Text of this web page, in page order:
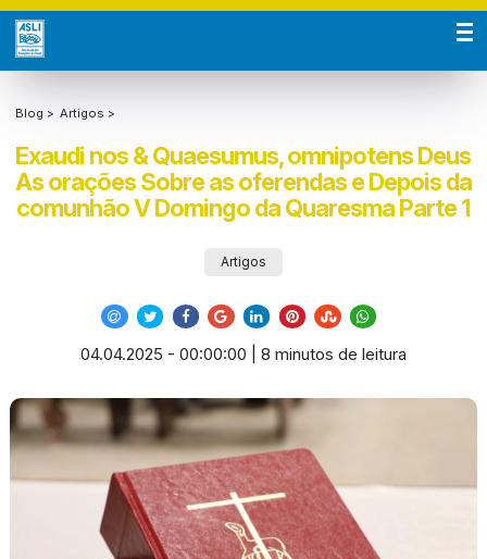
Blog > Artigos >
Exaudi nos & Quaesumus, omnipotens Deus
As orações Sobre as oferendas e Depois da
comunhão V Domingo da Quaresma Parte 1
Artigos
04.04.2025 - 00:00:00 | 8 minutos de leitura